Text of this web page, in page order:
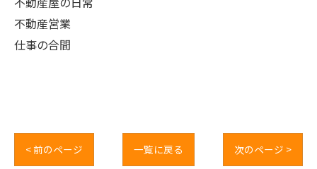
不動産営業
仕事の合間
< 前のページ 一覧に戻る 次のページ >